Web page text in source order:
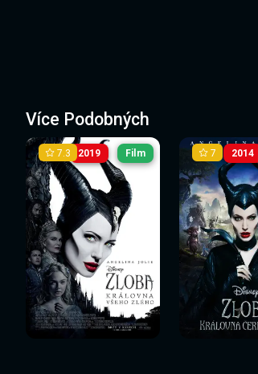
Více Podobných
2019
Sledovat
nyní
7.3 Film
Sledovat nyní
2014
Sledovat
nyní
7
Sledovat